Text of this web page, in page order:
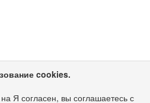
cookies.
Я согласен, вы соглашаетесь с